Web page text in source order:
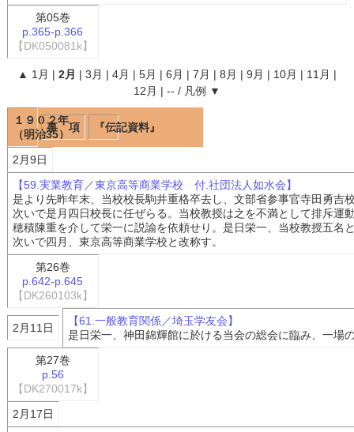
第05巻
p.365-p.366
【DK050081k】
▲ 1月 | 2月 | 3月 | 4月 | 5月 | 6月 | 7月 | 8月 | 9月 | 10月 | 11月 |
12月 | -- / 凡例 ▼
１９０２年
（明治35）
事 項 『伝記資料』
2月9日
【59.実業教育／東京高等商業学校 付.社団法人如水会】
是より先昨年末、当校校長駒井重格卒去し、文部省参事官寺田勇吉
次いで是月四日校長に任ぜらる。当校教授は之を不満として排斥運
穂積陳重を介して栄一に説諭を依頼せり。是日栄一、当校教授五名
次いで四月、東京高等商業学校と改称す。
第26巻
p.642-p.645
【DK260103k】
2月11日
【61.一般教育関係／埼玉学友会】
是日栄一、神田錦輝館に於ける当会の総会に臨み、一場
第27巻
p.56
【DK270017k】
2月17日